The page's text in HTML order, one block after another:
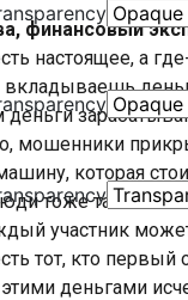
финансовый
настоящее, а
вкладываешь
деньги
мошенники
которая
тоже так же
участник
тот, кто
деньгами